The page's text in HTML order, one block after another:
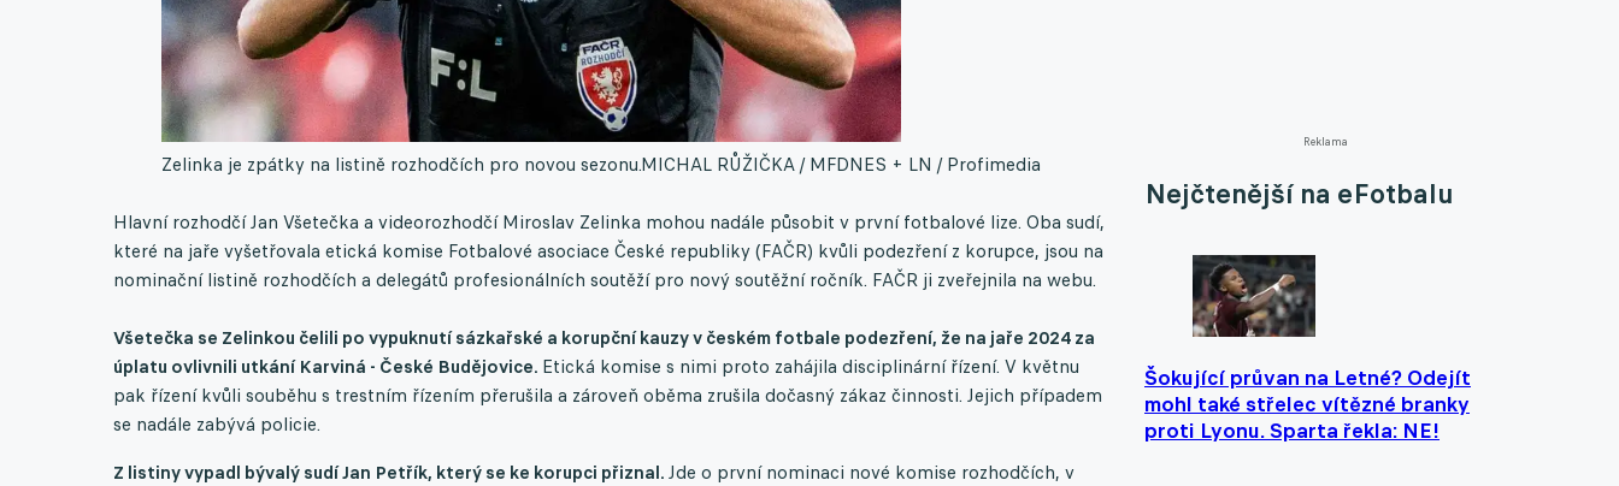
Reklama
Nejčtenější na eFotbalu
Šokující průvan na Letné? Odejít
mohl také střelec vítězné branky
proti Lyonu. Sparta řekla: NE!
Zelinka je zpátky na listině rozhodčích pro novou sezonu.MICHAL RŮŽIČKA / MFDNES + LN / Profimedia
Hlavní rozhodčí Jan Všetečka a videorozhodčí Miroslav Zelinka mohou nadále působit v první fotbalové lize. Oba sudí,
které na jaře vyšetřovala etická komise Fotbalové asociace České republiky (FAČR) kvůli podezření z korupce, jsou na
nominační listině rozhodčích a delegátů profesionálních soutěží pro nový soutěžní ročník. FAČR ji zveřejnila na webu.
Všetečka se Zelinkou čelili po vypuknutí sázkařské a korupční kauzy v českém fotbale podezření, že na jaře 2024 za
úplatu ovlivnili utkání Karviná - České Budějovice. Etická komise s nimi proto zahájila disciplinární řízení. V květnu
pak řízení kvůli souběhu s trestním řízením přerušila a zároveň oběma zrušila dočasný zákaz činnosti. Jejich případem
se nadále zabývá policie.
Z listiny vypadl bývalý sudí Jan Petřík, který se ke korupci přiznal. Jde o první nominaci nové komise rozhodčích, v